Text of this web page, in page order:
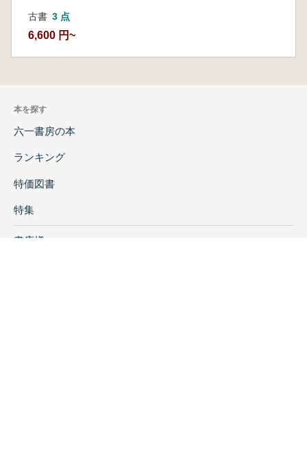
古書 3 点
6,600 円~
本を探す
六一書房の本
ランキング
特価図書
特集
書店様へ